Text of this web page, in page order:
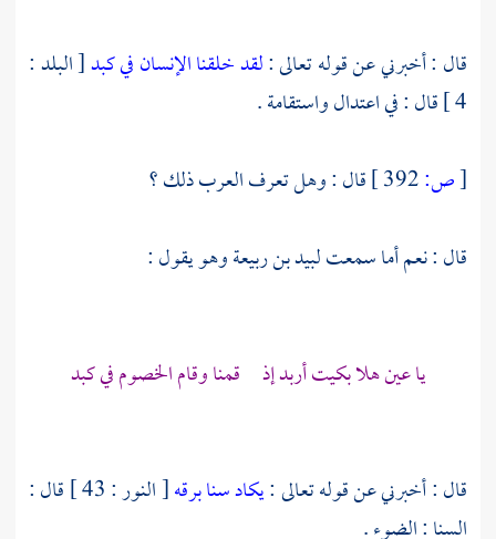
قال : أخبرني عن قوله تعالى :لقد خلقنا الإنسان في كبد[ البلد :
4 ] قال : في اعتدال واستقامة .
[ص:
قال : وهل تعرف العرب ذلك ؟
قال : نعم أما سمعتلبيد بن ربيعةوهو يقول :
يا عين هلا بكيت أربد إذ قمنا وقام الخصوم في كبد
قال : أخبرني عن قوله تعالى :يكاد سنا برقه
[ النور : 43 ] قال :
السنا : الضوء .